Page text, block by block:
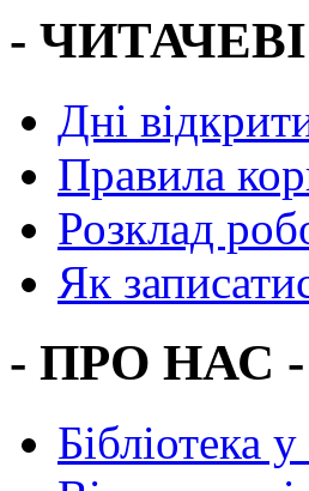
-
Дні
Правила
Розклад
Як
- ПРО НАС -
Бібліотека